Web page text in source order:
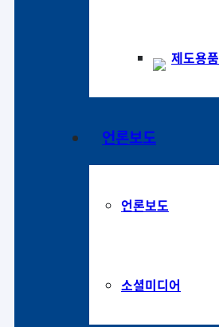
제도용품
언론보도
언론보도
소셜미디어